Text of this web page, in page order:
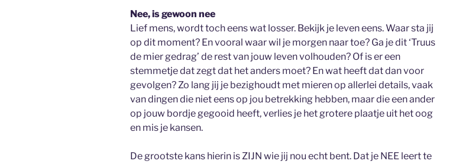
Nee, is gewoon nee
Lief mens, wordt toch eens wat losser. Bekijk je leven eens. Waar sta jij
op dit moment? En vooral waar wil je morgen naar toe? Ga je dit ‘Truus
de mier gedrag’ de rest van jouw leven volhouden? Of is er een
stemmetje dat zegt dat het anders moet? En wat heeft dat dan voor
gevolgen? Zo lang jij je bezighoudt met mieren op allerlei details, vaak
van dingen die niet eens op jou betrekking hebben, maar die een ander
op jouw bordje gegooid heeft, verlies je het grotere plaatje uit het oog
en mis je kansen.
De grootste kans hierin is ZIJN wie jij nou echt bent. Dat je NEE leert te